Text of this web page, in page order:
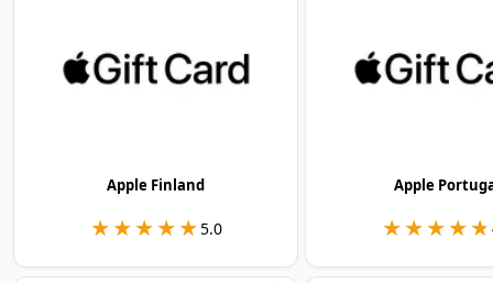
Apple Finland
★★★★★
★★★★★5.0
Apple
★★★★★
★★★★★